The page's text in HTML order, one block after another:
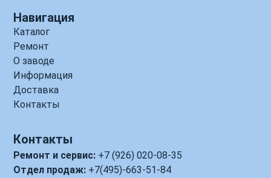
Навигация
Каталог
Ремонт
О заводе
Информация
Доставка
Контакты
Контакты
Ремонт и сервис: +7 (926) 020-08-35
Отдел продаж: +7(495)-663-51-84